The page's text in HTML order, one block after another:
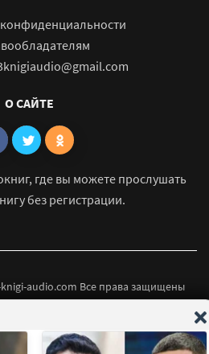
О САЙТЕ
где вы можете прослушать
без регистрации.
audio.com Все права защищены